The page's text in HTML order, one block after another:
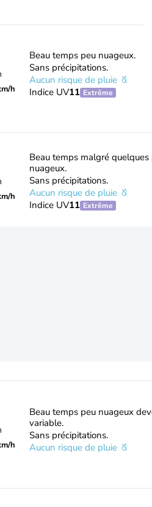
h
Beau temps peu nuageux.
Sans précipitations.
Aucun risque de pluie
Indice UV11 Extrême
h
Beau temps malgré quelques
nuageux.
Sans précipitations.
Aucun risque de pluie
Indice UV11 Extrême
h
Beau temps peu nuageux
variable.
Sans précipitations.
Aucun risque de pluie